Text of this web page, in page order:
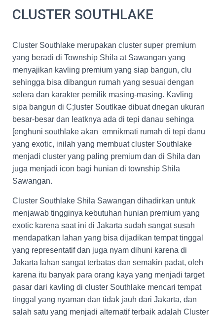
CLUSTER SOUTHLAKE
Cluster Southlake merupakan cluster super premium
yang beradi di Township Shila at Sawangan yang
menyajikan kavling premium yang siap bangun, clu
sehingga bisa dibangun rumah yang sesuai dengan
selera dan karakter pemilik masing-masing. Kavling
sipa bangun di C;luster Soutlkae dibuat dnegan ukuran
besar-besar dan leatknya ada di tepi danau sehinga
[enghuni southlake akan emnikmati rumah di tepi danu
yang exotic, inilah yang membuat cluster Southlake
menjadi cluster yang paling premium dan di Shila dan
juga menjadi icon bagi hunian di township Shila
Sawangan.
Cluster Southlake Shila Sawangan dihadirkan untuk
menjawab tingginya kebutuhan hunian premium yang
exotic karena saat ini di Jakarta sudah sangat susah
mendapatkan lahan yang bisa dijadikan tempat tinggal
yang representatif dan juga nyam dihuni karena di
Jakarta lahan sangat terbatas dan semakin padat, oleh
karena itu banyak para orang kaya yang menjadi target
pasar dari kavling di cluster Southlake mencari tempat
tinggal yang nyaman dan tidak jauh dari Jakarta, dan
salah satu yang menjadi alternatif terbaik adalah Cluster